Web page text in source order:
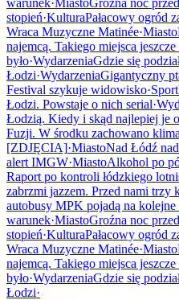
warunek·MiastoGroźna noc
stopień·KulturaPałacowy ogród
Wraca Muzyczne Matinée·Miasto
najemcą. Takiego miejsca
było·WydarzeniaGdzie się
Łodzi·WydarzeniaGigantyczny
Festival szykuje widowisko·Sport
Łodzi. Powstaje o nich serial·
Łodzią. Kiedy i skąd najlepiej je
Fuzji. W środku zachowano
[ZDJĘCIA]·MiastoNad Łódź
alert IMGW·MiastoAlkohol po
Raport po kontroli łódzkiego
zabrzmi jazzem. Przed nami trzy
autobusy MPK pojadą na kolejne
warunek·MiastoGroźna noc
stopień·KulturaPałacowy ogród
Wraca Muzyczne Matinée·Miasto
najemcą. Takiego miejsca
było·WydarzeniaGdzie się
Łodzi·